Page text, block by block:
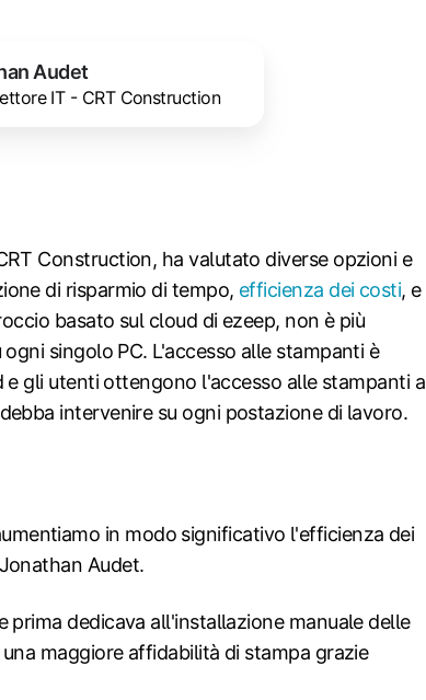
Audet
IT - CRT Construction
Construction, ha valutato diverse opzioni e
di risparmio di tempo, efficienza dei costi, e
basato sul cloud di ezeep, non è più
singolo PC. L'accesso alle stampanti è
gli utenti ottengono l'accesso alle stampanti a
intervenire su ogni postazione di lavoro.
in modo significativo l'efficienza dei
Audet.
prima dedicava all'installazione manuale delle
maggiore affidabilità di stampa grazie